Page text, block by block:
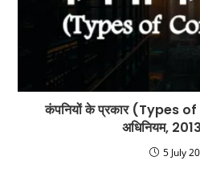
कंपनियों के प्रकार (Types
अधिनियम,
5 July